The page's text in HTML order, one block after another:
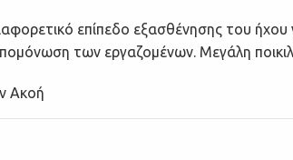
επίπεδο εξασθένησης του
των εργαζομένων. Μεγάλη
Ακοή